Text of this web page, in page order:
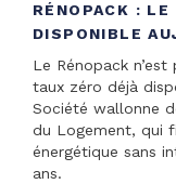
RÉNOPACK :
DISPONIBLE
Le Rénopack
taux zéro déjà
Société wallonne
du Logement, qui
énergétique sans
ans.